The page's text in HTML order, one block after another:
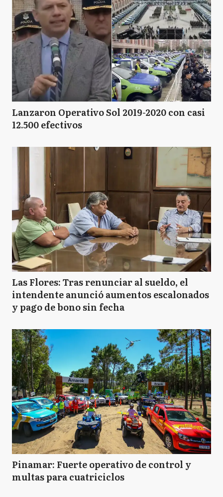
Lanzaron Operativo Sol 2019-2020 con casi
12.500 efectivos
Las Flores: Tras renunciar al sueldo, el
intendente anunció aumentos escalonados
y pago de bono sin fecha
Pinamar: Fuerte operativo de control y
multas para cuatriciclos